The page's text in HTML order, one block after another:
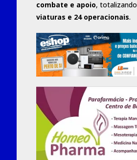
combate e apoio, totalizando
viaturas e 24 operacionais.